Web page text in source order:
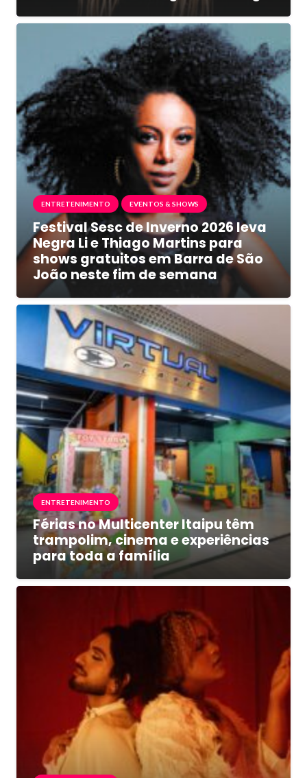
ENTRETENIMENTO EVENTOS & SHOWS
Festival Sesc de Inverno 2026 leva
Negra Li e Thiago Martins para
shows gratuitos em Barra de São
João neste fim de semana
ENTRETENIMENTO
Férias no Multicenter Itaipu têm
trampolim, cinema e experiências
para toda a família